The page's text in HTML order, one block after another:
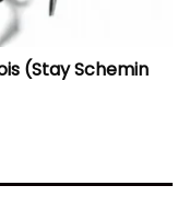
(Stay Schemin